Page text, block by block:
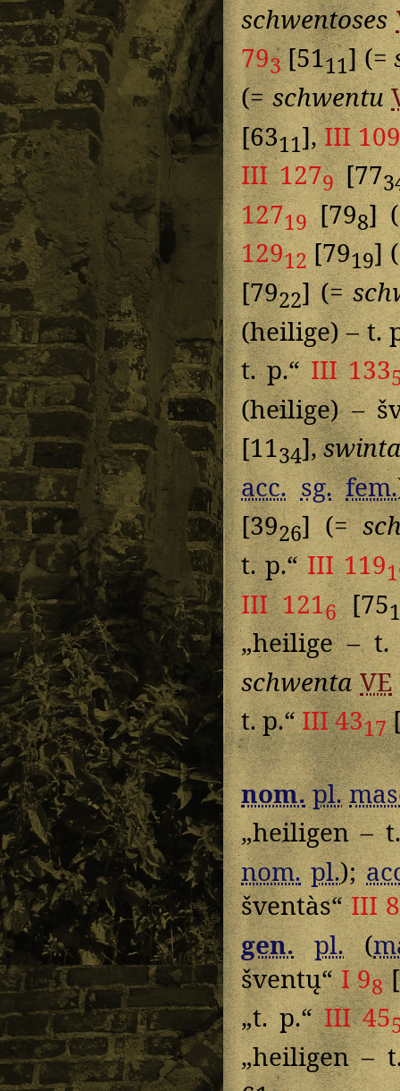
schwentoses
793[5111] (=
(=schwentu
[6311],III
III 1279[77
12719[798]
12912[7919]
[7922] (=
(heilige) – t.
t. p.“III 133
(heilige) –
[1134],
acc. sg. fem.
[3926] (=
t. p.“III 119
III 1216[75
„heilige –
schwenta VE
t. p.“III 4317
nom. pl.
„heiligen –
nom. pl.);
šventàs“III
gen.
pl.(
šventų“I 98
„t. p.“III 45
„heiligen –